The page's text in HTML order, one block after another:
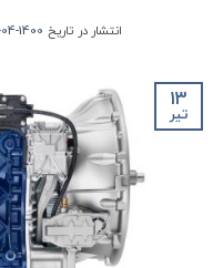
انتشار در تاریخ 1400-04-13
13
تیر